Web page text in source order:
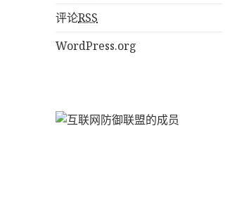
评论RSS
WordPress.org